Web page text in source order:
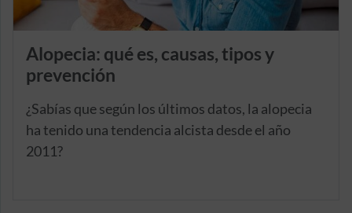
Alopecia: qué es, causas, tipos y
prevención
¿Sabías que según los últimos datos, la alopecia
ha tenido una tendencia alcista desde el año
2011?